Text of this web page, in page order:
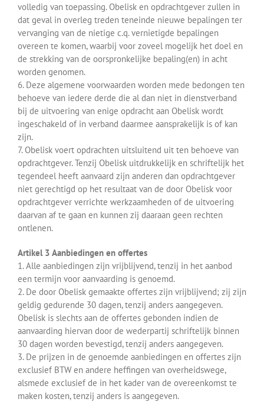
volledig van toepassing. Obelisk en opdrachtgever zullen in
dat geval in overleg treden teneinde nieuwe bepalingen ter
vervanging van de nietige c.q. vernietigde bepalingen
overeen te komen, waarbij voor zoveel mogelijk het doel en
de strekking van de oorspronkelijke bepaling(en) in acht
worden genomen.
6. Deze algemene voorwaarden worden mede bedongen ten
behoeve van iedere derde die al dan niet in dienstverband
bij de uitvoering van enige opdracht aan Obelisk wordt
ingeschakeld of in verband daarmee aansprakelijk is of kan
zijn.
7. Obelisk voert opdrachten uitsluitend uit ten behoeve van
opdrachtgever. Tenzij Obelisk uitdrukkelijk en schriftelijk het
tegendeel heeft aanvaard zijn anderen dan opdrachtgever
niet gerechtigd op het resultaat van de door Obelisk voor
opdrachtgever verrichte werkzaamheden of de uitvoering
daarvan af te gaan en kunnen zij daaraan geen rechten
ontlenen.
Artikel 3 Aanbiedingen en offertes
1. Alle aanbiedingen zijn vrijblijvend, tenzij in het aanbod
een termijn voor aanvaarding is genoemd.
2. De door Obelisk gemaakte offertes zijn vrijblijvend; zij zijn
geldig gedurende 30 dagen, tenzij anders aangegeven.
Obelisk is slechts aan de offertes gebonden indien de
aanvaarding hiervan door de wederpartij schriftelijk binnen
30 dagen worden bevestigd, tenzij anders aangegeven.
3. De prijzen in de genoemde aanbiedingen en offertes zijn
exclusief BTW en andere heffingen van overheidswege,
alsmede exclusief de in het kader van de overeenkomst te
maken kosten, tenzij anders is aangegeven.